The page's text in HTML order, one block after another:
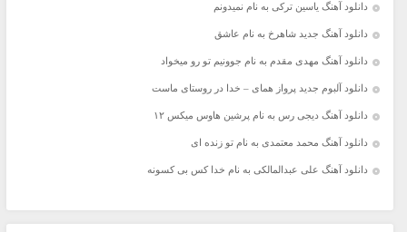
دانلود آهنگ یاسین ترکی به نام نمیدونم
دانلود آهنگ جدید شاهرخ به نام عاشق
دانلود آهنگ مهدی مقدم به نام جوونیم تو رو میخواد
دانلود آلبوم جدید پرواز همای – خدا در روستای ماست
دانلود آهنگ دیجی رس به نام پرشین هاوس میکس ۱۲
دانلود آهنگ محمد معتمدی به نام تو زنده ای
دانلود آهنگ علی عبدالمالکی به نام خدا کس بی کسونه